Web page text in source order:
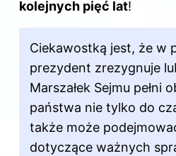
kolejnych pięć lat!
Ciekawostką jest, że w
prezydent zrezygnuje
Marszałek Sejmu pełni
państwa nie tylko do
także może
dotyczące ważnych